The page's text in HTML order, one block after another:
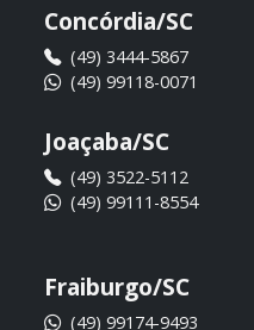
Concórdia/SC
(49) 3444-5867
(49) 99118-0071
Joaçaba/SC
(49) 3522-5112
(49) 99111-8554
Fraiburgo/SC
(49) 99174-9493